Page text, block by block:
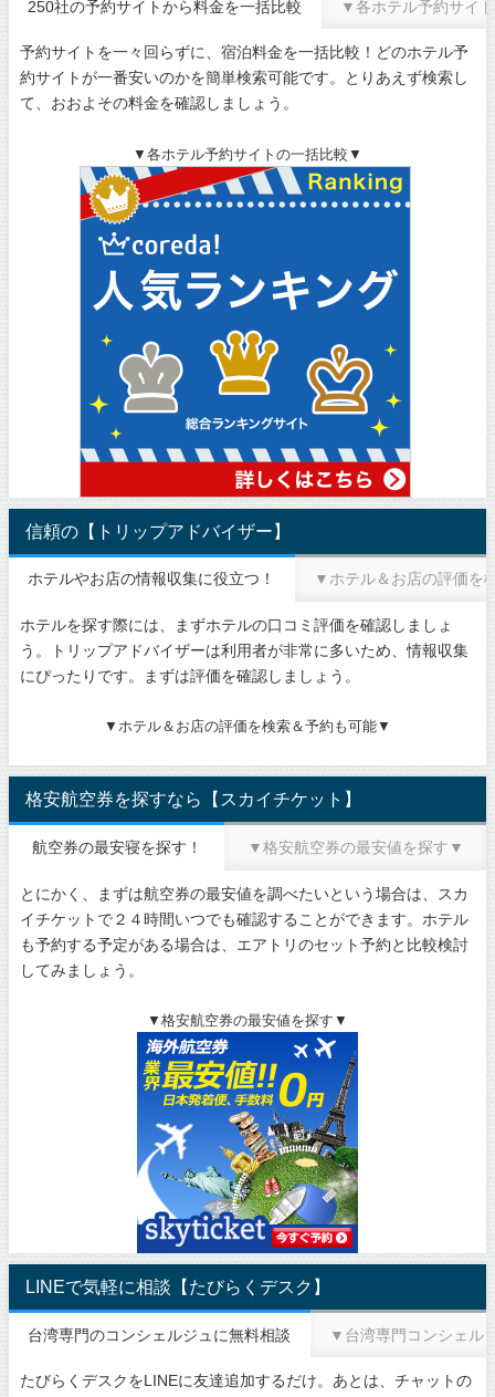
250社の予約サイトから料金を一括比較 ▼各ホテル予約サイ
予約サイトを一々回らずに、宿泊料金を一括比較！どのホテル予
約サイトが一番安いのかを簡単検索可能です。とりあえず検索し
て、おおよその料金を確認しましょう。
▼各ホテル予約サイトの一括比較▼
信頼の【トリップアドバイザー】
ホテルやお店の情報収集に役立つ！ ▼ホテル＆お店の評価を
ホテルを探す際には、まずホテルの口コミ評価を確認しましょ
う。トリップアドバイザーは利用者が非常に多いため、情報収集
にぴったりです。まずは評価を確認しましょう。
▼ホテル＆お店の評価を検索＆予約も可能▼
格安航空券を探すなら【スカイチケット】
航空券の最安寝を探す！ ▼格安航空券の最安値を探す▼
とにかく、まずは航空券の最安値を調べたいという場合は、スカ
イチケットで２４時間いつでも確認することができます。ホテル
も予約する予定がある場合は、エアトリのセット予約と比較検討
してみましょう。
▼格安航空券の最安値を探す▼
LINEで気軽に相談【たびらくデスク】
台湾専門のコンシェルジュに無料相談 ▼台湾専門コンシェル
たびらくデスクをLINEに友達追加するだけ。あとは、チャットの